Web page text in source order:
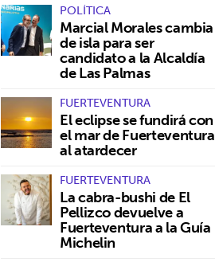
POLÍTICA
Marcial Morales cambia
de isla para ser
candidato a la Alcaldía
de Las Palmas
FUERTEVENTURA
El eclipse se fundirá con
el mar de Fuerteventura
al atardecer
FUERTEVENTURA
La cabra-bushi de El
Pellizco devuelve a
Fuerteventura a la Guía
Michelin